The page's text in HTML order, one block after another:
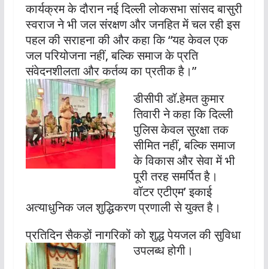
कार्यक्रम के दौरान नई दिल्ली लोकसभा सांसद बासुरी
स्वराज ने भी जल संरक्षण और जनहित में चल रही इस
पहल की सराहना की और कहा कि “यह केवल एक
जल परियोजना नहीं, बल्कि समाज के प्रति
संवेदनशीलता और कर्तव्य का प्रतीक है।”
डीसीपी डॉ.हेमत कुमार
तिवारी ने कहा कि दिल्ली
पुलिस केवल सुरक्षा तक
सीमित नहीं, बल्कि समाज
के विकास और सेवा में भी
पूरी तरह समर्पित है।
वॉटर एटीएम’ इकाई
अत्याधुनिक जल शुद्धिकरण प्रणाली से युक्त है।
प्रतिदिन सैकड़ों नागरिकों को शुद्ध पेयजल की सुविधा
उपलब्ध होगी।